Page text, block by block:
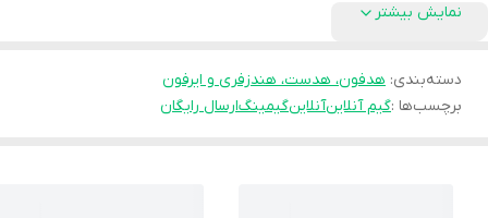
نمایش بیشتر
دسته‌بندی: هدفون، هدست، هندزفری و ایرفون
برچسب‌ها :گیم آنلاینآنلاینگیمینگارسال رایگان